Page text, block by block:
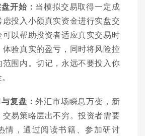
开始： 当模拟交易取得一定成
投入小额真实资金进行实盘交
以帮助投资者适应真实交易时
体验真实的盈亏，同时将风险控
围内。切记，永远不要投入你
复盘：外汇市场瞬息万变，新
交易策略层出不穷。投资者需要
情，通过阅读书籍、参加研讨